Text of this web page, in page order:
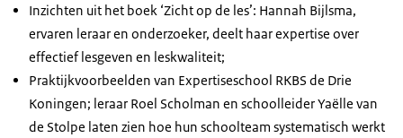
Inzichten uit het boek ‘Zicht op de les’: Hannah Bijlsma,
ervaren leraar en onderzoeker, deelt haar expertise over
effectief lesgeven en leskwaliteit;
Praktijkvoorbeelden van Expertiseschool RKBS de Drie
Koningen; leraar Roel Scholman en schoolleider Yaëlle van
de Stolpe laten zien hoe hun schoolteam systematisch werkt